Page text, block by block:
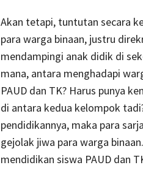
Akan tetapi, tuntutan secara
para warga binaan, justru
mendampingi anak didik di
mana, antara menghadapi
PAUD dan TK? Harus punya
di antara kedua kelompok
pendidikannya, maka para
gejolak jiwa para warga
mendidikan siswa PAUD dan